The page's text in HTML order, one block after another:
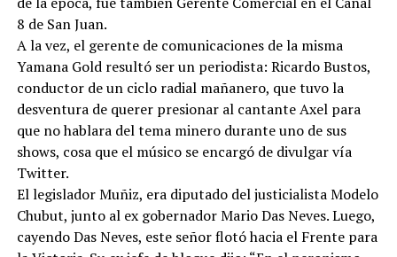
8 de San Juan.
A la vez, el gerente de comunicaciones de la misma
Yamana Gold resultó ser un periodista: Ricardo Bustos,
conductor de un ciclo radial mañanero, que tuvo la
desventura de querer presionar al cantante Axel para
que no hablara del tema minero durante uno de sus
shows, cosa que el músico se encargó de divulgar vía
Twitter.
El legislador Muñiz, era diputado del justicialista Modelo
Chubut, junto al ex gobernador Mario Das Neves. Luego,
cayendo Das Neves, este señor flotó hacia el Frente para